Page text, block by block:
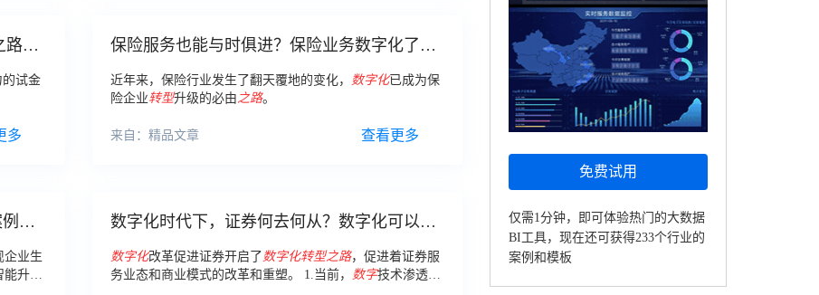
路该
的试金
多
保险服务也能与时俱进？保险业务数字化了解
一下
近年来，保险行业发生了翻天覆地的变化， 数字化已成为保
险企业转型升级的必由之路。
来自：精品文章 查看更多
中
企业生
升级
数字化时代下，证券何去何从？数字化可以助
数字化改革促进证券开启了 数字化转型之路，促进着证券服
务业态和商业模式的改革和重塑。 1.当前，
数字技术渗透各
免费试用
仅需1分钟，即可体验热门的大数据
BI工具，现在还可获得233个行业的
案例和模板